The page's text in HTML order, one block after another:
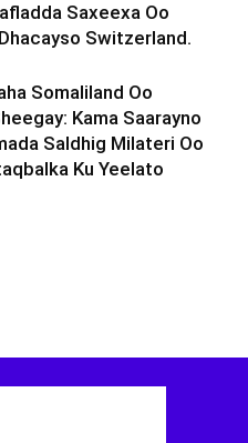
Saxeexa Oo
Switzerland.
Somaliland Oo
Kama Saarayno
Saldhig Milateri Oo
Ku Yeelato